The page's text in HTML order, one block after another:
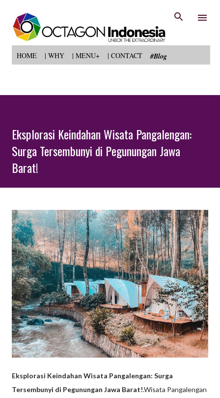
HOME | WHY | MENU+ | CONTACT #Blog
Eksplorasi Keindahan Wisata Pangalengan:
Surga Tersembunyi di Pegunungan Jawa
Barat!
Eksplorasi Keindahan Wisata Pangalengan: Surga
Tersembunyi di Pegunungan Jawa Barat!.Wisata Pangalengan